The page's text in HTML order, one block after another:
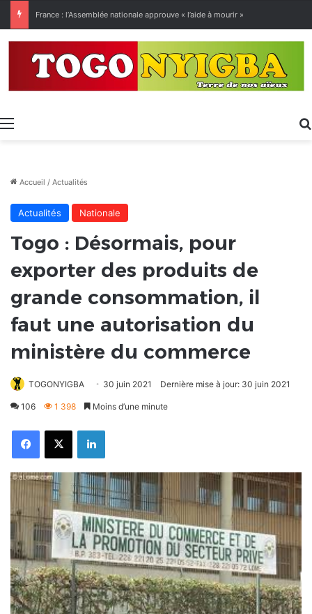
France : l’Assemblée nationale approuve « l’aide à mourir »
Menu
Accueil / Actualités
Actualités Nationale
Togo : Désormais, pour
exporter des produits de
grande consommation, il
faut une autorisation du
ministère du commerce
TOGONYIGBA 30 juin 2021 Dernière mise à jour: 30 juin 2021
106 1 398 Moins d’une minute
FacebookX Linkedin